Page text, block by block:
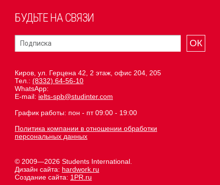
БУДЬТЕ НА СВЯЗИ
ОК
Киров, ул. Герцена 42, 2 этаж, офис 204, 205
Тел.: (8332) 64-56-10
WhatsApp:
E-mail: ielts-spb@studinter.com
График работы: пон - пт 09:00 - 19:00
Политика компании в отношении обработки
персональных данных
© 2009—2026 Students International.
Дизайн сайта: hardwork.ru
Создание сайта: 1PR.ru